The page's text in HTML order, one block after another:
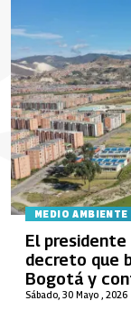
MEDIO AMBIENTE
Sábado, 30 Mayo , 2026
El
decreto que
Bogotá y
desordenado